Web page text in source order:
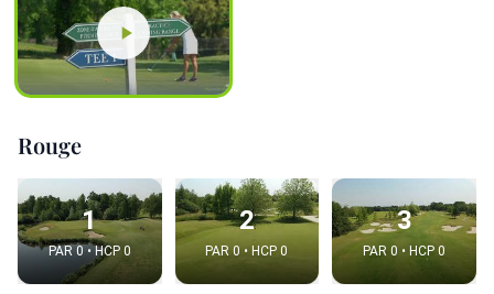
Rouge
1
PAR 0 • HCP 0
2
PAR 0 • HCP 0
3
PAR 0 • HCP 0